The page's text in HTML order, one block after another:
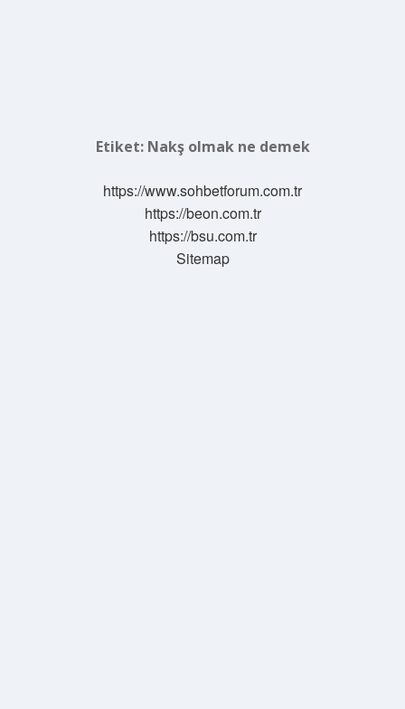
Etiket: Nakş olmak ne demek
https://www.sohbetforum.com.tr
https://beon.com.tr
https://bsu.com.tr
Sitemap